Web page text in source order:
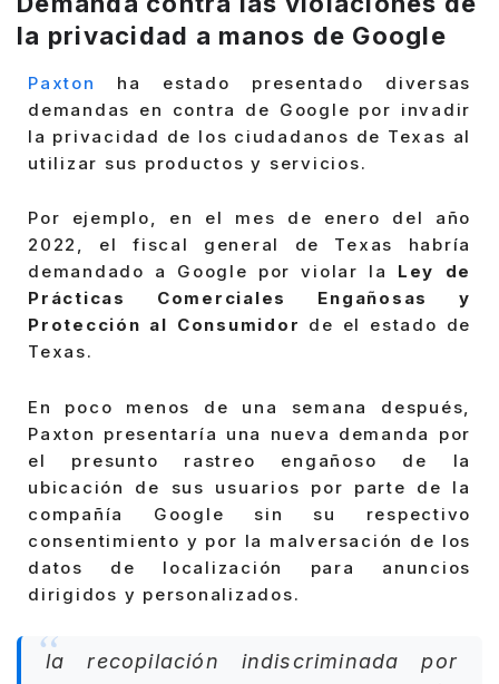
la privacidad a manos de Google
Paxton ha estado presentado diversas
demandas en contra de Google por invadir
la privacidad de los ciudadanos de Texas al
utilizar sus productos y servicios.
Por ejemplo, en el mes de enero del año
2022, el fiscal general de Texas habría
demandado a Google por violar la Ley de
Prácticas Comerciales Engañosas y
Protección al Consumidor de el estado de
Texas.
En poco menos de una semana después,
Paxton presentaría una nueva demanda por
el presunto rastreo engañoso de la
ubicación de sus usuarios por parte de la
compañía Google sin su respectivo
consentimiento y por la malversación de los
datos de localización para anuncios
dirigidos y personalizados.
la recopilación indiscriminada por